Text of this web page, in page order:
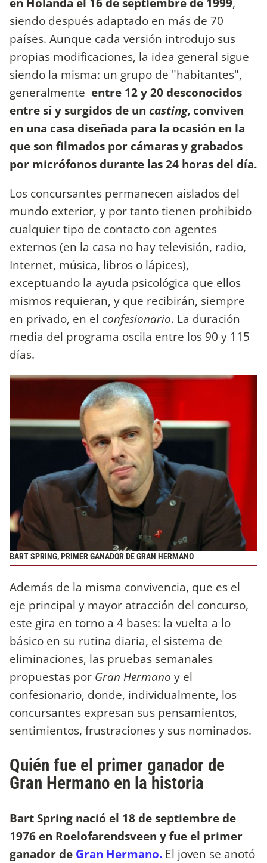
siendo después adaptado en más de 70
países. Aunque cada versión introdujo sus
propias modificaciones, la idea general sigue
siendo la misma: un grupo de "habitantes",
generalmente entre 12 y 20 desconocidos
entre sí y surgidos de un casting, conviven
en una casa diseñada para la ocasión en la
que son filmados por cámaras y grabados
por micrófonos durante las 24 horas del día.
Los concursantes permanecen aislados del
mundo exterior, y por tanto tienen prohibido
cualquier tipo de contacto con agentes
externos (en la casa no hay televisión, radio,
Internet, música, libros o lápices),
exceptuando la ayuda psicológica que ellos
mismos requieran, y que recibirán, siempre
en privado, en el confesionario. La duración
media del programa oscila entre los 90 y 115
días.
BART SPRING, PRIMER GANADOR DE GRAN HERMANO
Además de la misma convivencia, que es el
eje principal y mayor atracción del concurso,
este gira en torno a 4 bases: la vuelta a lo
básico en su rutina diaria, el sistema de
eliminaciones, las pruebas semanales
propuestas por Gran Hermano y el
confesionario, donde, individualmente, los
concursantes expresan sus pensamientos,
sentimientos, frustraciones y sus nominados.
Quién fue el primer ganador de
Gran Hermano en la historia
Bart Spring nació el 18 de septiembre de
1976 en Roelofarendsveen y fue el primer
ganador de Gran Hermano. El joven se anotó